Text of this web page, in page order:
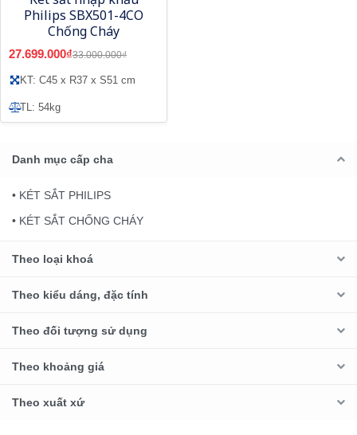
Philips SBX501-4CO
Chống Cháy
27.699.000₫33.000.000₫
KT: C45 x R37 x S51 cm
TL: 54kg
Danh mục cấp cha
• KÉT SẮT PHILIPS
• KÉT SẮT CHỐNG CHÁY
Theo loại khoá
Theo kiểu dáng, đặc tính
Theo đối tượng sử dụng
Theo khoảng giá
Theo xuất xứ